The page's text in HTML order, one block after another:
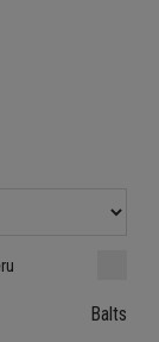
Balts